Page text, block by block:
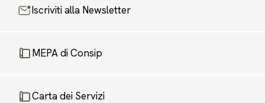
Iscriviti alla Newsletter
MEPA di Consip
Carta dei Servizi